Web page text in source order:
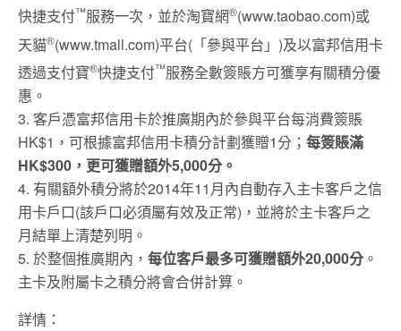
快捷支付™服務一次，並於淘寶網®(www.taobao.com)或
天貓®(www.tmall.com)平台(「參與平台」)及以富邦信用卡
透過支付寶®快捷支付™服務全數簽賬方可獲享有關積分優
惠。
3. 客戶憑富邦信用卡於推廣期內於參與平台每消費簽賬
HK$1，可根據富邦信用卡積分計劃獲贈1分； 每簽賬滿
HK$300，更可獲贈額外5,000分。
4. 有關額外積分將於2014年11月內自動存入主卡客戶之信
用卡戶口(該戶口必須屬有效及正常)，並將於主卡客戶之
月結單上清楚列明。
5. 於整個推廣期內， 每位客戶最多可獲贈額外20,000分。
主卡及附屬卡之積分將會合併計算。
詳情：